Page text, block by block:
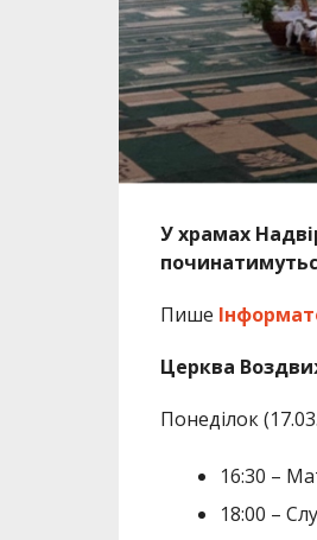
У храмах
Пише
Церква
Понеділок
16:30 –
18:00 –